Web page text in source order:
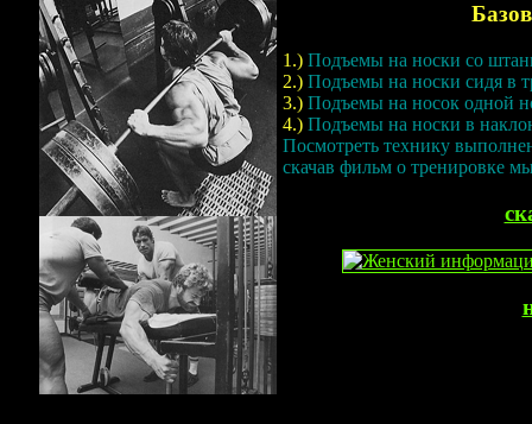
1.) Подъемы на носки со
2.) Подъемы на носки сидя в
3.) Подъемы на носок одной
4.) Подъемы на носки в
Посмотреть технику
скачав фильм о тренировке